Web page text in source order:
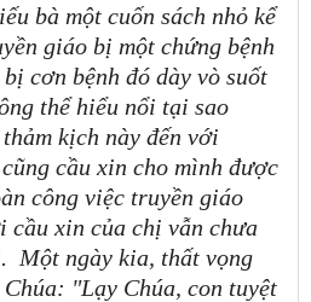
bà một cuốn sách nhỏ kể
giáo bị một chứng bệnh
cơn bệnh đó dày vò suốt
thể hiểu nổi tại sao
kịch này đến với
cầu xin cho mình được
công việc truyền giáo
cầu xin của chị vẫn chưa
Một ngày kia, thất vọng
"Lạy Chúa, con tuyệt